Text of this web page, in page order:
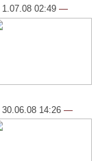
1.07.08 02:49 —
30.06.08 14:26 —